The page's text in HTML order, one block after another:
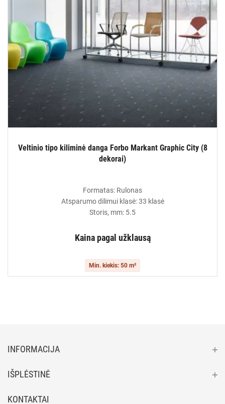
Veltinio tipo kiliminė danga Forbo Markant Graphic City (8
dekorai)
Formatas: Rulonas
Atsparumo dilimui klasė: 33 klasė
Storis, mm: 5.5
Kaina pagal užklausą
Min. kiekis: 50 m²
INFORMACIJA
IŠPLĖSTINĖ
KONTAKTAI